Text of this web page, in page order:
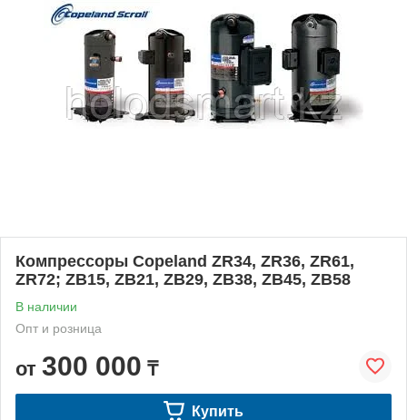
Компрессоры Copeland ZR34, ZR36, ZR61,
ZR72; ZB15, ZB21, ZB29, ZB38, ZB45, ZB58
В наличии
Опт и розница
от 300 000 ₸
Купить